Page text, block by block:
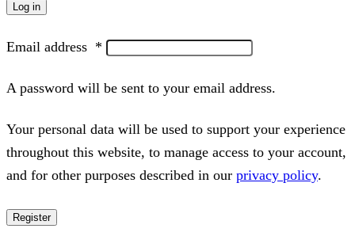
Log in
Email address *
A password will be sent to your email address.
Your personal data will be used to support your experience
throughout this website, to manage access to your account,
and for other purposes described in our privacy policy.
Register